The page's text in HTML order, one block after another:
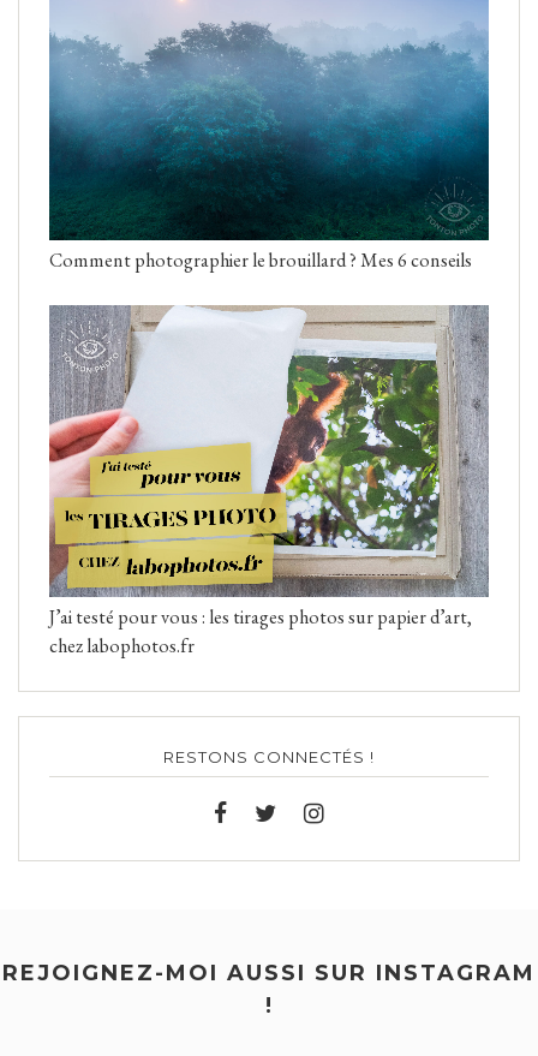
Comment photographier le brouillard ? Mes 6 conseils
J’ai testé pour vous : les tirages photos sur papier d’art,
chez labophotos.fr
RESTONS CONNECTÉS !
REJOIGNEZ-MOI AUSSI SUR INSTAGRAM
!